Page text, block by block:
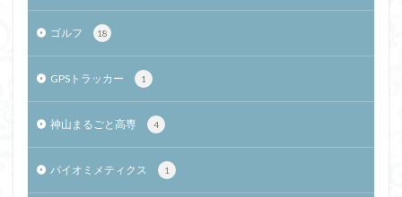
ゴルフ 18
GPSトラッカー 1
神山まるごと高専 4
バイオミメティクス 1